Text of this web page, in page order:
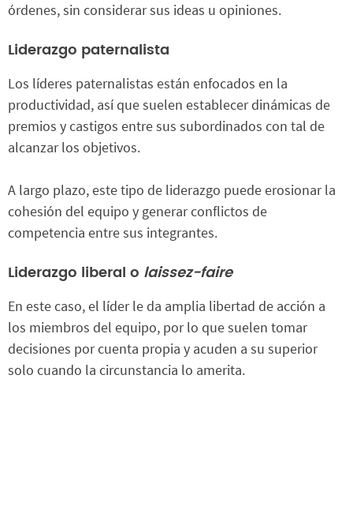
órdenes, sin considerar sus ideas u opiniones.
Liderazgo paternalista
Los líderes paternalistas están enfocados en la
productividad, así que suelen establecer dinámicas de
premios y castigos entre sus subordinados con tal de
alcanzar los objetivos.
A largo plazo, este tipo de liderazgo puede erosionar la
cohesión del equipo y generar conflictos de
competencia entre sus integrantes.
Liderazgo liberal o laissez-faire
En este caso, el líder le da amplia libertad de acción a
los miembros del equipo, por lo que suelen tomar
decisiones por cuenta propia y acuden a su superior
solo cuando la circunstancia lo amerita.